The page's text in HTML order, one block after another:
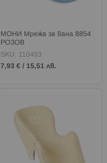
МОНИ Мрежа за вана 8854
РОЗОВ
SKU: 110493
7,93 € / 15,51 лв.